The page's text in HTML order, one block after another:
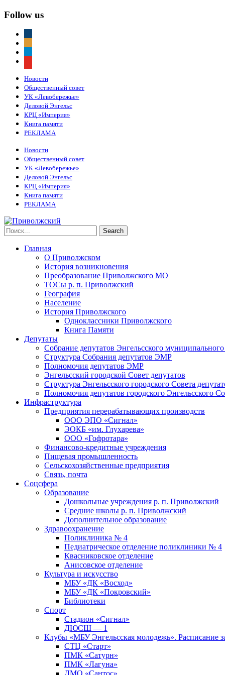
Follow us
Новости
Общественный совет
УК «Левобережье»
Деловой Энгельс
КРЦ «Империя»
Книга памяти
РЕКЛАМА
Новости
Общественный совет
УК «Левобережье»
Деловой Энгельс
КРЦ «Империя»
Книга памяти
РЕКЛАМА
Главная
О Приволжском
История возникновения
Преобразование Приволжского МО
ТОСы р. п. Приволжский
География
Население
История Приволжского
Одноклассники Приволжского
Книга Памяти
Депутаты
Собрание депутатов Энгельсского
Структура Собрания депутатов ЭМР
Полномочия депутатов ЭМР
Энгельсский городской Совет депутатов
Структура Энгельсского городского Совета
Полномочия депутатов городского Энгельсского
Инфраструктура
Предприятия перерабатывающих производств
ООО ЭПО «Сигнал»
ЭОКБ «им. Глухарева»
ООО «Гофротара»
Финансово-кредитные учреждения
Пищевая промышленность
Сельскохозяйственные предприятия
Связь, почта
Соцсфера
Образование
Дошкольные учреждения р. п. Приволжский
Средние школы р. п. Приволжский
Дополнительное образование
Здравоохранение
Поликлиника № 4
Педиатрическое отделение поликлиники № 4
Квасниковское отделение
Анисовское отделение
Культура и искусство
МБУ «ДК «Восход»
МБУ «ДК «Покровский»
Библиотеки
Спорт
Стадион «Сигнал»
ДЮСШ — 1
Клубы «МБУ Энгельсская молодежь». Расписание
СТЦ «Старт»
ПМК «Сатурн»
ПМК «Лагуна»